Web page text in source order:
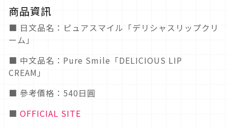
商品資訊
■ 日文品名：ピュアスマイル「デリシャスリップクリ
ーム」
■ 中文品名：Pure Smile「DELICIOUS LIP
CREAM」
■ 參考價格：540日圓
■ OFFICIAL SITE